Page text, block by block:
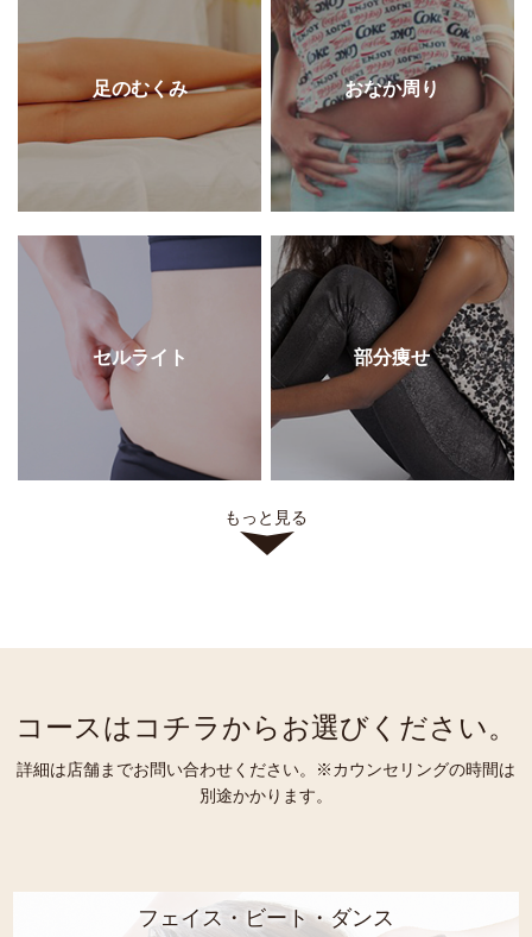
足のむくみ おなか周り
セルライト 部分痩せ
もっと見る
コースはコチラからお選びください。
詳細は店舗までお問い合わせください。※カウンセリングの時間は
別途かかります。
フェイス・ビート・ダンス